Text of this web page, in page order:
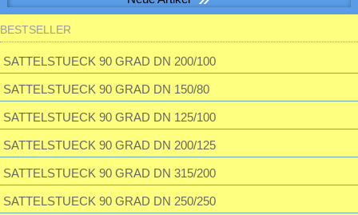
Passwort:
Passwort vergessen?
S&P SILENT-100 CHZ VISUAL Kleinraum-Ventilatator, Feuchte, LED
BESTSELLER
SATTELSTUECK 90 GRAD DN 200/100
SATTELSTUECK 90 GRAD DN 150/80
SATTELSTUECK 90 GRAD DN 125/100
SATTELSTUECK 90 GRAD DN 200/125
SATTELSTUECK 90 GRAD DN 315/200
SATTELSTUECK 90 GRAD DN 250/250